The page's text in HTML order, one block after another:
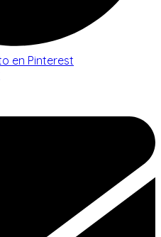
en Pinterest